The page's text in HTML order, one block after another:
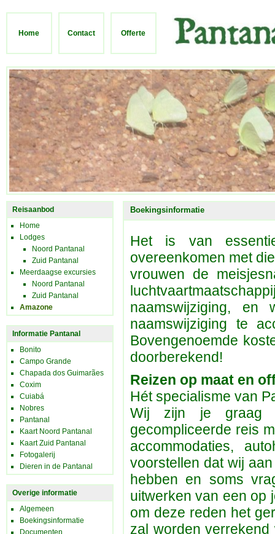
Home Contact Offerte
Reisaanbod
Home
Lodges
Noord Pantanal
Zuid Pantanal
Meerdaagse excursies
Noord Pantanal
Zuid Pantanal
Amazone
Informatie Pantanal
Bonito
Campo Grande
Chapada dos Guimarães
Coxim
Cuiabá
Nobres
Pantanal
Kaart Noord Pantanal
Kaart Zuid Pantanal
Fotogalerij
Dieren in de Pantanal
Overige informatie
Algemeen
Boekingsinformatie
Documenten
Boekingsinformatie
Het is van
overeenkomen met
vrouwen de
naamswijziging, en
naamswijziging te
Bovengenoemde
doorberekend!
Reizen op maat en
Hét specialisme van
Wij zijn je graag
gecompliceerde reis
accommodaties,
voorstellen dat wij
hebben en soms
uitwerken van een op
om deze reden het
zal worden